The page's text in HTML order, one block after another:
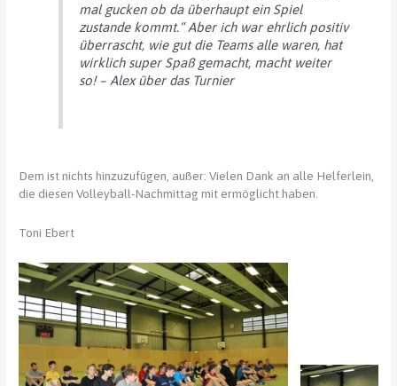
mal gucken ob da überhaupt ein Spiel
zustande kommt.“ Aber ich war ehrlich positiv
überrascht, wie gut die Teams alle waren, hat
wirklich super Spaß gemacht, macht weiter
so! – Alex über das Turnier
Dem ist nichts hinzuzufügen, außer: Vielen Dank an alle Helferlein,
die diesen Volleyball-Nachmittag mit ermöglicht haben.
Toni Ebert